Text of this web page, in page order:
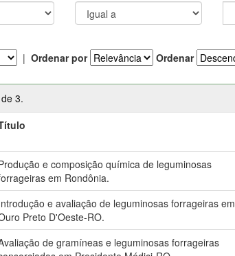
| Ordenar por Ordenar
3.
e composição química de leguminosas
em Rondônia.
e avaliação de leguminosas forrageiras em
Preto D'Oeste-RO.
de gramíneas e leguminosas forrageiras